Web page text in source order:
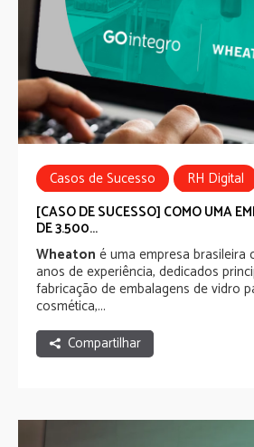
Casos de Sucesso
RH Digital
Employee Experience
[CASO DE SUCESSO] COMO UMA
DE 3.500...
Wheaton é uma empresa brasileira
anos de experiência, dedicados
fabricação de embalagens de vidro
cosmética,...
Compartilhar